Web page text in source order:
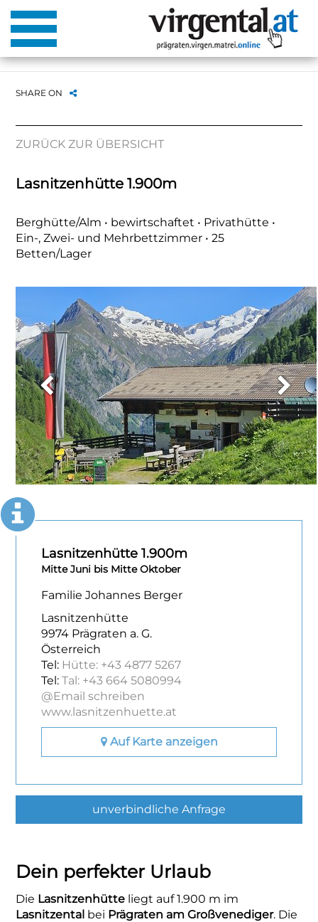
SHARE ON
ZURÜCK ZUR ÜBERSICHT
Lasnitzenhütte 1.900m
Berghütte/Alm • bewirtschaftet • Privathütte •
Ein-, Zwei- und Mehrbettzimmer • 25
Betten/Lager
Lasnitzenhütte 1.900m
Mitte Juni bis Mitte Oktober
Familie Johannes Berger
Lasnitzenhütte
9974 Prägraten a. G.
Österreich
Tel: Hütte: +43 4877 5267
Tel:Tal: +43 664 5080994
@Email schreiben
www.lasnitzenhuette.at
Auf Karte anzeigen
unverbindliche Anfrage
Dein perfekter Urlaub
Die Lasnitzenhütte liegt auf 1.900 m im
Lasnitzental bei Prägraten am Großvenediger. Die